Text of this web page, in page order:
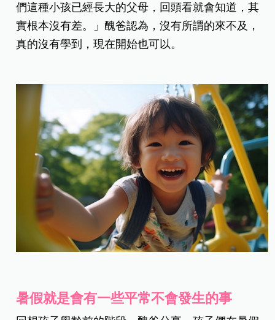
們這種小孩已經長大的父母，回頭看就會知道，其
實根本沒有差。」醜爸認為，沒有所謂的來不及，
真的沒有學到，現在開始也可以。
暑假就是會有一些平常不會發生的事